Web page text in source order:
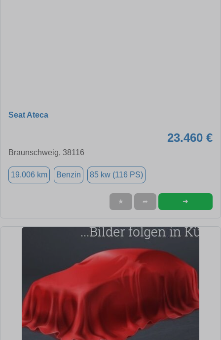
Seat Ateca
23.460 €
Braunschweig, 38116
19.006 km Benzin 85 kw (116 PS)
★ ➦ ➜